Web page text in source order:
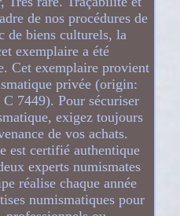
de nos procédures de
de biens culturels, la
exemplaire a été
Cet exemplaire provient
privée (origin:
7449). Pour sécuriser
exigez toujours
de vos achats.
est certifié authentique
experts numismates
réalise chaque année
numismatiques pour